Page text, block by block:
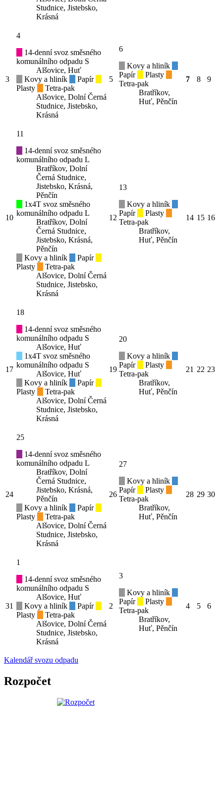
Studnice, Jistebsko,
Krásná
3
4
14-denní svoz směsného
komunálního odpadu S
Alšovice, Huť
Kovy a hliník
Papír
Plasty
Tetra-pak
Alšovice, Dolní Černá
Studnice, Jistebsko,
Krásná
5
6
Kovy a hliník
Papír
Plasty
Tetra-pak
Bratříkov,
Huť, Pěnčín
7 8 9
10
11
14-denní svoz směsného
komunálního odpadu L
Bratříkov, Dolní
Černá Studnice,
Jistebsko, Krásná,
Pěnčín
1x4T svoz směsného
komunálního odpadu L
Bratříkov, Dolní
Černá Studnice,
Jistebsko, Krásná,
Pěnčín
Kovy a hliník
Papír
Plasty
Tetra-pak
Alšovice, Dolní Černá
Studnice, Jistebsko,
Krásná
12
13
Kovy a hliník
Papír
Plasty
Tetra-pak
Bratříkov,
Huť, Pěnčín
14 15 16
17
18
14-denní svoz směsného
komunálního odpadu S
Alšovice, Huť
1x4T svoz směsného
komunálního odpadu S
Alšovice, Huť
Kovy a hliník
Papír
Plasty
Tetra-pak
Alšovice, Dolní Černá
Studnice, Jistebsko,
Krásná
19
20
Kovy a hliník
Papír
Plasty
Tetra-pak
Bratříkov,
Huť, Pěnčín
21 22 23
24
25
14-denní svoz směsného
komunálního odpadu L
Bratříkov, Dolní
Černá Studnice,
Jistebsko, Krásná,
Pěnčín
Kovy a hliník
Papír
Plasty
Tetra-pak
Alšovice, Dolní Černá
Studnice, Jistebsko,
Krásná
26
27
Kovy a hliník
Papír
Plasty
Tetra-pak
Bratříkov,
Huť, Pěnčín
28 29 30
31
1
14-denní svoz směsného
komunálního odpadu S
Alšovice, Huť
Kovy a hliník
Papír
Plasty
Tetra-pak
Alšovice, Dolní Černá
Studnice, Jistebsko,
Krásná
2
3
Kovy a hliník
Papír
Plasty
Tetra-pak
Bratříkov,
Huť, Pěnčín
4 5 6
Kalendář svozu odpadu
Rozpočet